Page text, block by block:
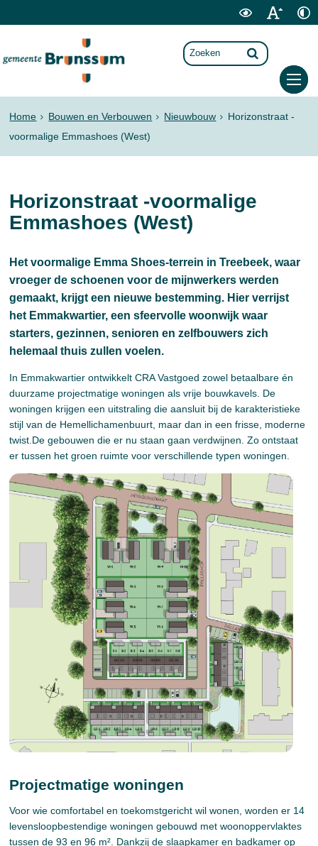
Home Bouwen en Verbouwen Nieuwbouw
Horizonstraat -
voormalige Emmashoes (West)
Horizonstraat -voormalige
Emmashoes (West)
Het voormalige Emma Shoes-terrein in Treebeek, waar
vroeger de schoenen voor de mijnwerkers werden
gemaakt, krijgt een nieuwe bestemming. Hier verrijst
het Emmakwartier, een sfeervolle woonwijk waar
starters, gezinnen, senioren en zelfbouwers zich
helemaal thuis zullen voelen.
In Emmakwartier ontwikkelt CRA Vastgoed zowel betaalbare én
duurzame projectmatige woningen als vrije bouwkavels. De
woningen krijgen een uitstraling die aansluit bij de karakteristieke
stijl van de Hemellichamenbuurt, maar dan in een frisse, moderne
twist.De gebouwen die er nu staan gaan verdwijnen. Zo ontstaat
er tussen het groen ruimte voor verschillende typen woningen.
Projectmatige woningen
Voor wie comfortabel en toekomstgericht wil wonen, worden er 14
levensloopbestendige woningen gebouwd met woonoppervlaktes
tussen de 93 en 96 m². Dankzij de slaapkamer en badkamer op